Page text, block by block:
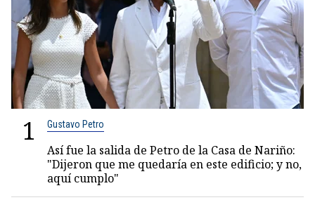
1 Gustavo Petro
Así fue la salida de Petro de la Casa de Nariño:
"Dijeron que me quedaría en este edificio; y no,
aquí cumplo"